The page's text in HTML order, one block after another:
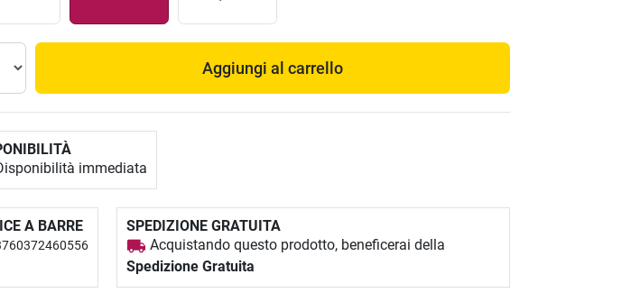
Aggiungi al carrello
immediata
A BARRE
SPEDIZIONE GRATUITA
Acquistando questo prodotto, beneficerai della
Spedizione Gratuita